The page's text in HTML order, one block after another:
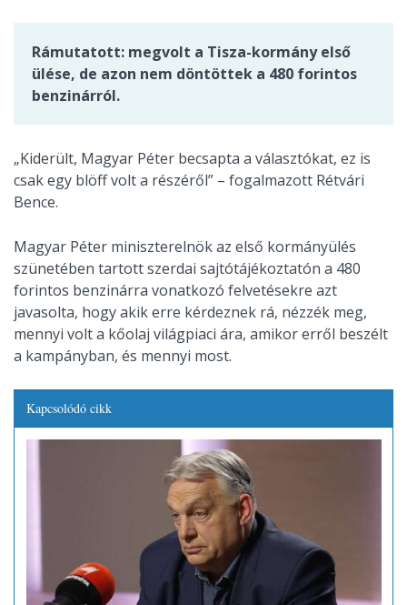
Rámutatott: megvolt a Tisza-kormány első
ülése, de azon nem döntöttek a 480 forintos
benzinárról.
„Kiderült, Magyar Péter becsapta a választókat, ez is
csak egy blöff volt a részéről” – fogalmazott Rétvári
Bence.
Magyar Péter miniszterelnök az első kormányülés
szünetében tartott szerdai sajtótájékoztatón a 480
forintos benzinárra vonatkozó felvetésekre azt
javasolta, hogy akik erre kérdeznek rá, nézzék meg,
mennyi volt a kőolaj világpiaci ára, amikor erről beszélt
a kampányban, és mennyi most.
Kapcsolódó cikk